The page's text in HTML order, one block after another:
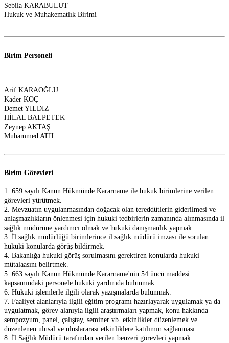
Sebila KARABULUT
Hukuk ve Muhakematlık Birimi
Birim Personeli
Arif KARAOĞLU
Kader KOÇ
Demet YILDIZ
HİLAL BALPETEK
Zeynep AKTAŞ
Muhammed ATIL
Birim Görevleri
1. 659 sayılı Kanun Hükmünde Kararname ile hukuk birimlerine verilen
görevleri yürütmek.
2. Mevzuatın uygulanmasından doğacak olan tereddütlerin giderilmesi ve
anlaşmazlıkların önlenmesi için hukuki tedbirlerin zamanında alınmasında il
sağlık müdürüne yardımcı olmak ve hukuki danışmanlık yapmak.
3. İl sağlık müdürlüğü birimlerince il sağlık müdürü imzası ile sorulan
hukuki konularda görüş bildirmek.
4. Bakanlığa hukuki görüş sorulmasını gerektiren konularda hukuki
mütalaasını belirtmek.
5. 663 sayılı Kanun Hükmünde Kararname'nin 54 üncü maddesi
kapsamındaki personele hukuki yardımda bulunmak.
6. Hukuki işlemlerle ilgili olarak yazışmalarda bulunmak.
7. Faaliyet alanlarıyla ilgili eğitim programı hazırlayarak uygulamak ya da
uygulatmak, görev alanıyla ilgili araştırmaları yapmak, konu hakkında
sempozyum, panel, çalıştay, seminer vb. etkinlikler düzenlemek ve
düzenlenen ulusal ve uluslararası etkinliklere katılımın sağlanması.
8. İl Sağlık Müdürü tarafından verilen benzeri görevleri yapmak.